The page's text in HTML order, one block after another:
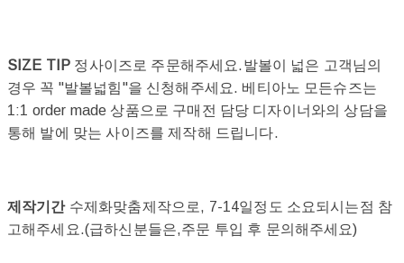
SIZE TIP 정사이즈로 주문해주세요.발볼이 넓은 고객님의
경우 꼭 "발볼넓힘"을 신청해주세요. 베티아노 모든슈즈는
1:1 order made 상품으로 구매전 담당 디자이너와의 상담을
통해 발에 맞는 사이즈를 제작해 드립니다.
제작기간수제화맞춤제작으로, 7-14일정도 소요되시는점 참
고해주세요.(급하신분들은,주문 투입 후 문의해주세요)